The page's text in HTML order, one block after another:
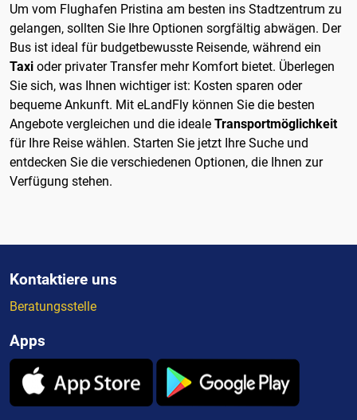
Um vom Flughafen Pristina am besten ins Stadtzentrum zu
gelangen, sollten Sie Ihre Optionen sorgfältig abwägen. Der
Bus ist ideal für budgetbewusste Reisende, während ein
Taxi oder privater Transfer mehr Komfort bietet. Überlegen
Sie sich, was Ihnen wichtiger ist: Kosten sparen oder
bequeme Ankunft. Mit eLandFly können Sie die besten
Angebote vergleichen und die ideale Transportmöglichkeit
für Ihre Reise wählen. Starten Sie jetzt Ihre Suche und
entdecken Sie die verschiedenen Optionen, die Ihnen zur
Verfügung stehen.
Kontaktiere uns
Beratungsstelle
Apps